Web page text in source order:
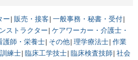
ー 販売・接客 一般事務・秘書・受付
ストラクター ケアワーカー・介護士・
護師・栄養士 その他 理学療法士 作業
練士 臨床工学技士 臨床検査技師 社会